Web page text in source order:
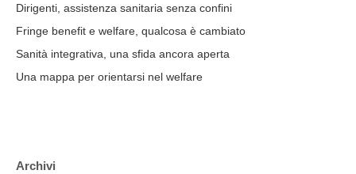
Dirigenti, assistenza sanitaria senza confini
Fringe benefit e welfare, qualcosa è cambiato
Sanità integrativa, una sfida ancora aperta
Una mappa per orientarsi nel welfare
Archivi